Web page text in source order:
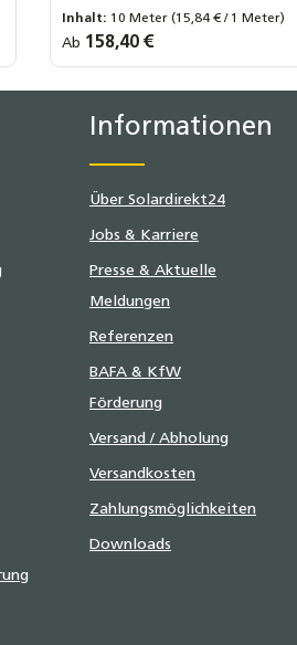
Inhalt: 10 Meter(15,84 € / 1 Meter)
Regulärer Preis:
Ab 158,40 €
Länge Wellrohr:
10 Meter
Informationen
Über Solardirekt24
Jobs & Karriere
Presse & Aktuelle
Meldungen
Referenzen
BAFA & KfW
Förderung
Versand / Abholung
Versandkosten
Zahlungsmöglichkeiten
Downloads